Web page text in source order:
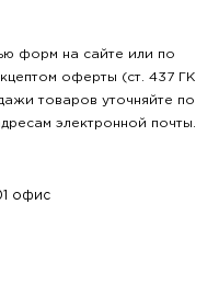
форм на сайте или по
оферты (ст. 437 ГК
товаров уточняйте по
электронной почты.
офис